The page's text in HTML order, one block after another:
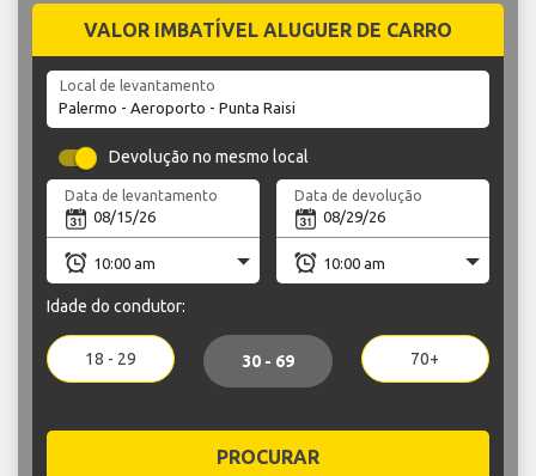
VALOR IMBATÍVEL ALUGUER DE CARRO
Local de levantamento
Devolução no mesmo local
Data de levantamento Data de devolução
Idade do condutor:
18 - 29 30 - 69 70+
PROCURAR